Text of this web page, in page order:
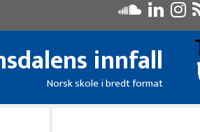
innfall
Norsk skole i bredt format